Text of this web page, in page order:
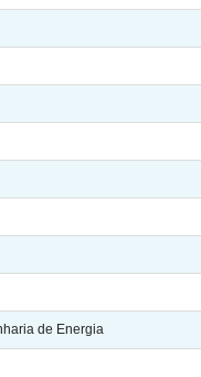
de Energia